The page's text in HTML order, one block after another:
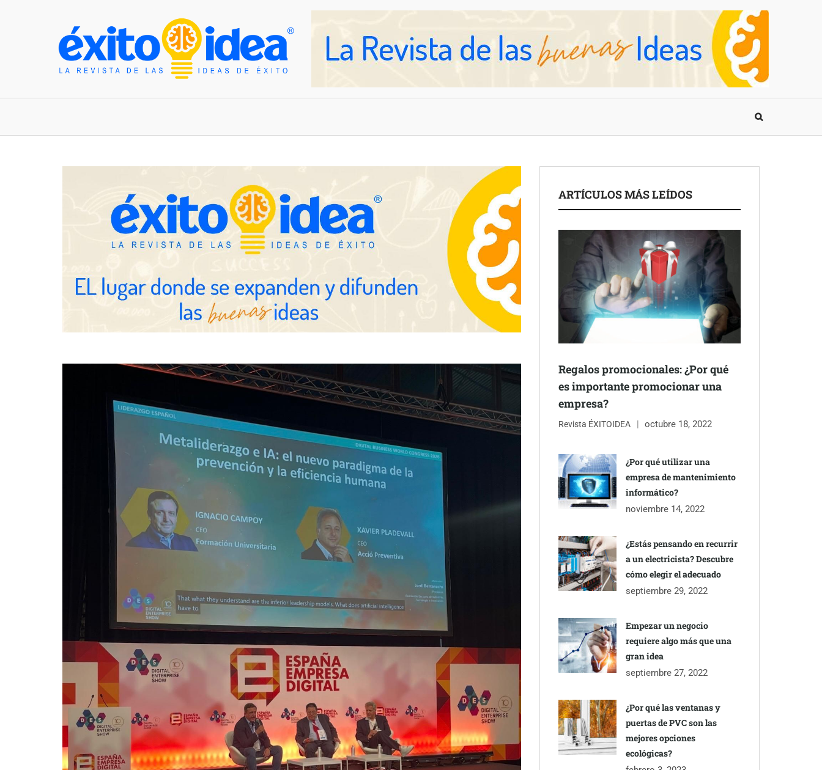
ARTÍCULOS MÁS LEÍDOS
Regalos promocionales: ¿Por qué
es importante promocionar una
empresa?
Revista ÉXITOIDEA octubre 18, 2022
¿Por qué utilizar una
empresa de mantenimiento
informático?
noviembre 14, 2022
¿Estás pensando en recurrir
a un electricista? Descubre
cómo elegir el adecuado
septiembre 29, 2022
Empezar un negocio
requiere algo más que una
gran idea
septiembre 27, 2022
¿Por qué las ventanas y
puertas de PVC son las
mejores opciones
ecológicas?